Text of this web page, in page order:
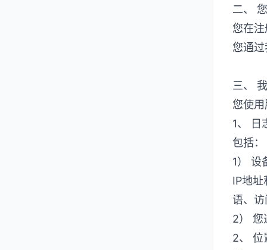
二、
您在
您通
三、
您使
1、 日
包括：
1） 设
IP地
语、
2） 您
2、 位